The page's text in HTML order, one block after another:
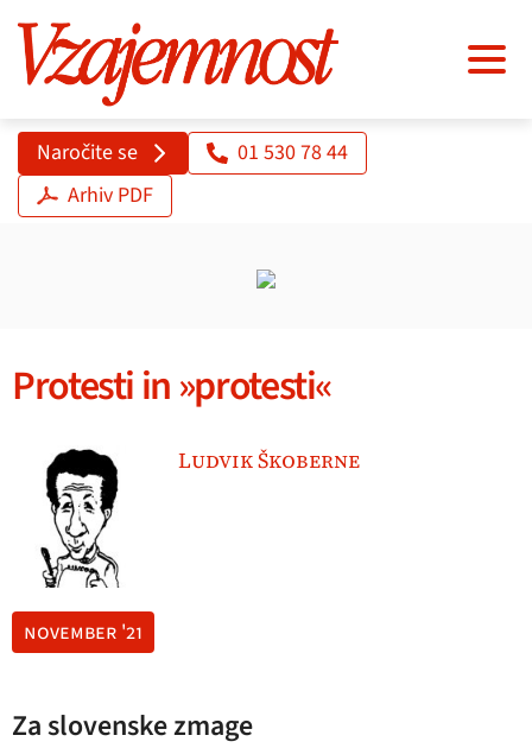
Naročite se
01 530 78 44
Arhiv PDF
Protesti in »protesti«
Ludvik Škoberne
november '21
Za slovenske zmage